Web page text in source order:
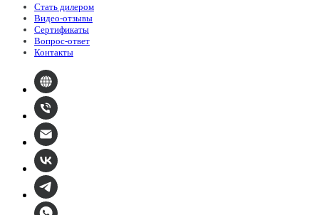
Стать дилером
Видео-отзывы
Сертификаты
Вопрос-ответ
Контакты